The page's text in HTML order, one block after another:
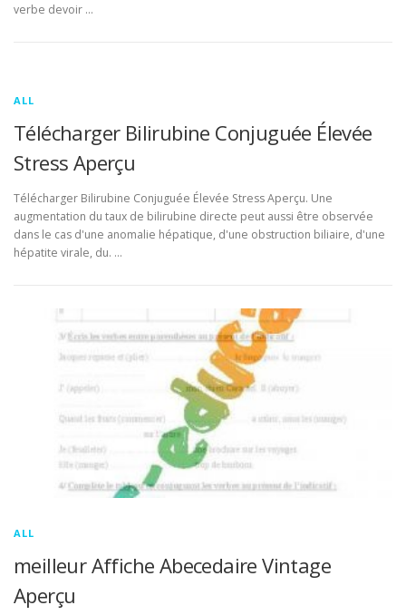
verbe devoir …
ALL
Télécharger Bilirubine Conjuguée Élevée
Stress Aperçu
Télécharger Bilirubine Conjuguée Élevée Stress Aperçu. Une
augmentation du taux de bilirubine directe peut aussi être observée
dans le cas d'une anomalie hépatique, d'une obstruction biliaire, d'une
hépatite virale, du. …
ALL
meilleur Affiche Abecedaire Vintage
Aperçu